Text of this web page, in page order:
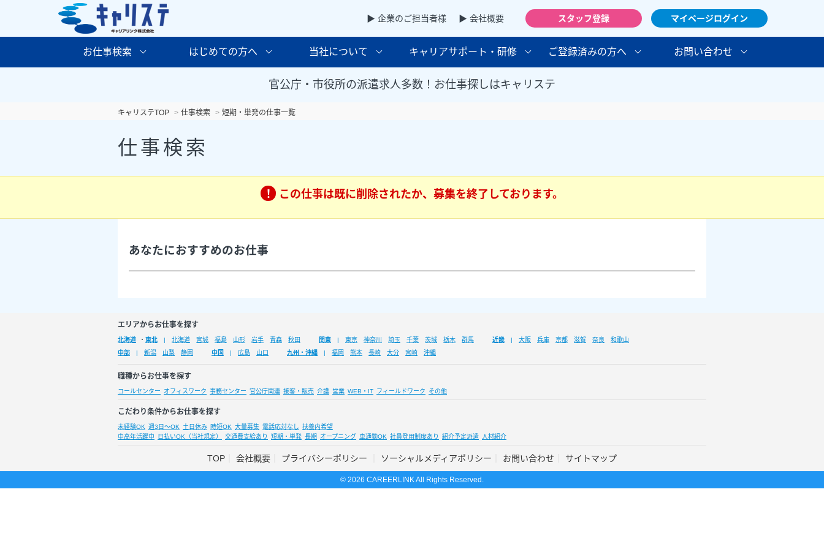
▶ 企業のご担当者様 ▶ 会社概要 スタッフ登録 マイページログイン
お仕事検索 はじめての方へ 当社について キャリアサポート・研修 ご登録済みの方へ お問い合わせ
官公庁・市役所の派遣求人多数！お仕事探しはキャリステ
キャリステTOP 仕事検索 短期・単発の仕事一覧
仕事検索
この仕事は既に削除されたか、募集を終了しております。
あなたにおすすめのお仕事
エリアからお仕事を探す
北海道 ・ 東北 北海道 宮城 福島 山形 岩手 青森 秋田 関東 東京 神奈川 埼玉 千葉 茨城 栃木 群馬 近畿 大阪 兵庫 京都 滋賀 奈良
和歌山
中部
新潟 山梨 静岡 中国 広島 山口 九州・沖縄 福岡 熊本 長崎 大分 宮崎 沖縄
職種からお仕事を探す
コールセンター オフィスワーク 事務センター 官公庁関連 接客・販売 介護 営業 WEB・IT フィールドワーク その他
こだわり条件からお仕事を探す
未経験OK 週3日～OK 土日休み 時短OK 大量募集 電話応対なし 扶養内希望
中高年活躍中
日払いOK（当社規定） 交通費支給あり 短期・単発 長期 オープニング 車通勤OK 社員登用制度あり 紹介予定派遣 人材紹介
TOP 会社概要 プライバシーポリシー ソーシャルメディアポリシー お問い合わせ サイトマップ
© 2026 CAREERLINK All Rights Reserved.